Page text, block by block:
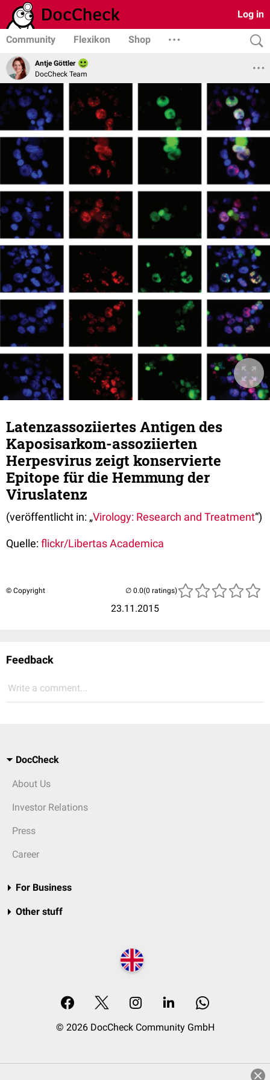
Log in
Community Flexikon Shop
Antje Göttler
DocCheck Team
Latenzassoziiertes Antigen des
Kaposisarkom-assoziierten
Herpesvirus zeigt konservierte
Epitope für die Hemmung der
Viruslatenz
(veröffentlicht in: „Virology: Research and Treatment“)
Quelle:flickr/Libertas Academica
© Copyright
23.11.2015
(0 ratings)
Feedback
Write a comment...
DocCheck
About Us
Investor Relations
Press
Career
For Business
Other stuff
© 2026 DocCheck Community GmbH